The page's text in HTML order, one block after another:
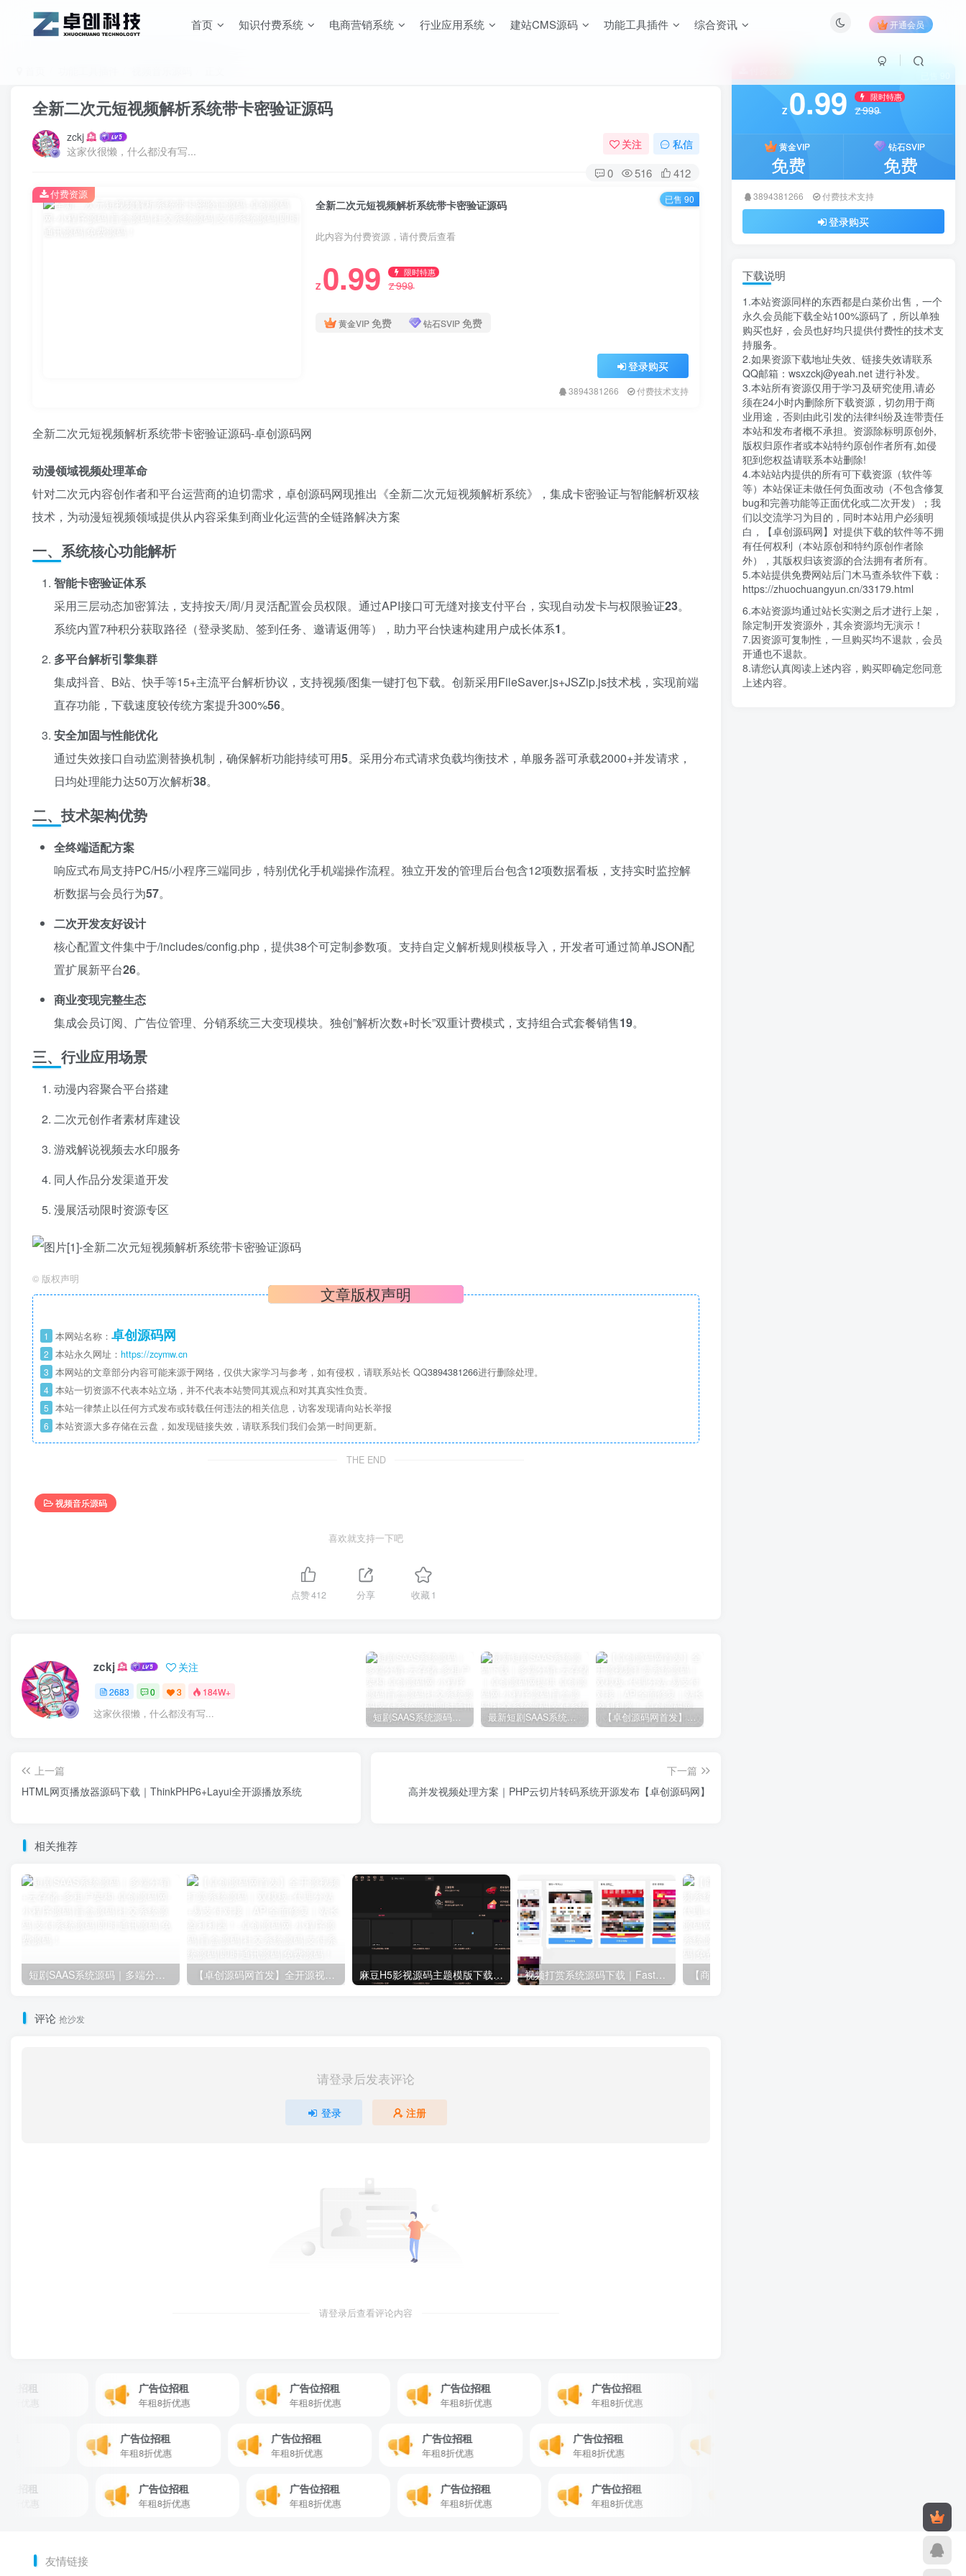
首页 知识付费系统 电商营销系统 行业应用系统 建站CMS源码 功能工具插件 综合资讯 开通会员
全新二次元短视频解析系统带卡密验证源码
zckj
这家伙很懒，什么都没有写...
关注 私信
0 516 412
全新二次元短视频解析系统带卡密验证源码
此内容为付费资源，请付费后查看
Z 0.99 限时特惠
Z999
黄金VIP免费 钻石SVIP免费
登录购买
3894381266 付费技术支持
付费资源 已售 90
全新二次元短视频解析系统带卡密验证源码-卓创源码网
动漫领域视频处理革命
针对二次元内容创作者和平台运营商的迫切需求，卓创源码网现推出《全新二次元短视频解析系统》，集成卡密验证与智能解析双核
技术，为动漫短视频领域提供从内容采集到商业化运营的全链路解决方案
一、系统核心功能解析
智能卡密验证体系
采用三层动态加密算法，支持按天/周/月灵活配置会员权限。通过API接口可无缝对接支付平台，实现自动发卡与权限验证23。
系统内置7种积分获取路径（登录奖励、签到任务、邀请返佣等），助力平台快速构建用户成长体系1。
多平台解析引擎集群
集成抖音、B站、快手等15+主流平台解析协议，支持视频/图集一键打包下载。创新采用FileSaver.js+JSZip.js技术栈，实现前端
直存功能，下载速度较传统方案提升300%56。
安全加固与性能优化
通过失效接口自动监测替换机制，确保解析功能持续可用5。采用分布式请求负载均衡技术，单服务器可承载2000+并发请求，
日均处理能力达50万次解析38。
二、技术架构优势
全终端适配方案
响应式布局支持PC/H5/小程序三端同步，特别优化手机端操作流程。独立开发的管理后台包含12项数据看板，支持实时监控解
析数据与会员行为57。
二次开发友好设计
核心配置文件集中于/includes/config.php，提供38个可定制参数项。支持自定义解析规则模板导入，开发者可通过简单JSON配
置扩展新平台26。
商业变现完整生态
集成会员订阅、广告位管理、分销系统三大变现模块。独创”解析次数+时长”双重计费模式，支持组合式套餐销售19。
三、行业应用场景
动漫内容聚合平台搭建
二次元创作者素材库建设
游戏解说视频去水印服务
同人作品分发渠道开发
漫展活动限时资源专区
© 版权声明
文章版权声明
1 本网站名称： 卓创源码网
2 本站永久网址： https://zcymw.cn
3 本网站的文章部分内容可能来源于网络，仅供大家学习与参考，如有侵权，请联系站长 QQ3894381266进行删除处理。
4 本站一切资源不代表本站立场，并不代表本站赞同其观点和对其真实性负责。
5 本站一律禁止以任何方式发布或转载任何违法的相关信息，访客发现请向站长举报
6 本站资源大多存储在云盘，如发现链接失效，请联系我们我们会第一时间更新。
THE END
视频音乐源码
喜欢就支持一下吧
点赞412 分享 收藏1
zckj 关注
2683 0 3 184W+
这家伙很懒，什么都没有写... 短剧SAAS系统源码｜多端分销+云存储+多租户架构 最新短剧SAAS系统源码下载｜多端分销+云存储｜卓创源码网提供 【卓创源码网首发】全开源视频打赏系统源码｜双模板+代理分站+易支付对接｜API全面修复｜站长盈利利器！​
上一篇
HTML网页播放器源码下载｜ThinkPHP6+Layui全开源播放系统
下一篇
高并发视频处理方案｜PHP云切片转码系统开源发布【卓创源码网】
相关推荐
短剧SAAS系统源码｜多端分销+云存储+多租户架构 【卓创源码网首发】全开源视频打赏系统源码｜双模板+代理分站+易支付对接｜API全面修复｜站长盈利利器！​ 麻豆H5影视源码主题模版下载｜苹果CMSV10一键搭建影视平台首选方案 视频打赏系统源码下载｜FastAdmin多模板防封版｜包天包月支付解决方案
评论 抢沙发
请登录后发表评论
登录 注册
请登录后查看评论内容
广告位招租
年租8折优惠
广告位招租
年租8折优惠
广告位招租
年租8折优惠
广告位招租
年租8折优惠
广告位招租
年租8折优惠
广告位招租
年租8折优惠
广告位招租
年租8折优惠
广告位招租
年租8折优惠
广告位招租
年租8折优惠
广告位招租
年租8折优惠
广告位招租
年租8折优惠
广告位招租
年租8折优惠
Z 0.99 限时特惠
Z999
黄金VIP
免费
钻石SVIP
免费
3894381266 付费技术支持
登录购买
下载说明
1.本站资源同样的东西都是白菜价出售，一个
永久会员能下载全站100%源码了，所以单独
购买也好，会员也好均只提供付费性的技术支
持服务。
2.如果资源下载地址失效、链接失效请联系
QQ邮箱：wsxzckj@yeah.net 进行补发。
3.本站所有资源仅用于学习及研究使用,请必
须在24小时内删除所下载资源，切勿用于商
业用途，否则由此引发的法律纠纷及连带责任
本站和发布者概不承担。资源除标明原创外,
版权归原作者或本站特约原创作者所有,如侵
犯到您权益请联系本站删除!
4.本站站内提供的所有可下载资源（软件等
等）本站保证未做任何负面改动（不包含修复
bug和完善功能等正面优化或二次开发）；我
们以交流学习为目的，同时本站用户必须明
白，【卓创源码网】对提供下载的软件等不拥
有任何权利（本站原创和特约原创作者除
外），其版权归该资源的合法拥有者所有。
5.本站提供免费网站后门木马查杀软件下载：
https://zhuochuangyun.cn/33179.html
6.本站资源均通过站长实测之后才进行上架，
除定制开发资源外，其余资源均无演示！
7.因资源可复制性，一旦购买均不退款，会员
开通也不退款。
8.请您认真阅读上述内容，购买即确定您同意
上述内容。
友情链接